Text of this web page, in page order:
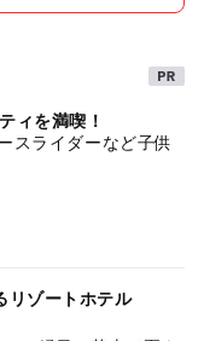
ィを満喫！
スライダーなど子供
リゾートホテル